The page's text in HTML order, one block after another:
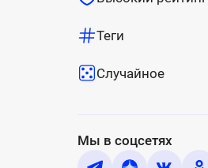
Теги
Случайное
Мы в соцсетях